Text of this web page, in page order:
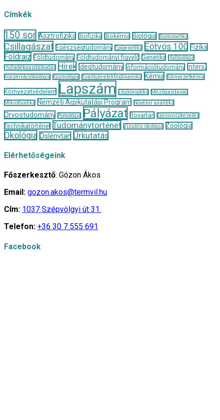
Címkék
150 sor Asztrofizika Biofizika Biokémia Biológia Biomimetika
Csillagászat Egészségtudomány Epigenetika Eötvös 100 Fizika
Földrajz Földtudomány Földtudományi figyelő Genetika
Halbiológia
Hulladékgazdálkodás
Hírek Idegtudomány Információtudomány Interjú
Konzervációbiológia Kozmológia Kvantum-elektrodinamika Kémia Környezetkémia
Környezetvédelem Lapszám Légköroptika
Mezőgazdaság
Mikrofluidika
Nemzeti Agykutatási Program Növényi analitika
Orvostudomány Pomológia Pályázat Rovartan Szennyvízkezelés
Technikatörténet Tudománytörténet Vizuális ökológia Zoológia
Ökológia Őslénytan Űrkutatás
Elérhetőségeink
Főszerkesztő: Gózon Ákos
Email: gozon.akos@termvil.hu
Cím: 1037 Szépvölgyi út 31.
Telefon: +36 30 7 555 691
Facebook